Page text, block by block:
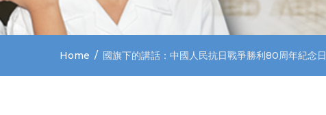
Home 國旗下的講話：中國人民抗日戰爭勝利80周年紀念日